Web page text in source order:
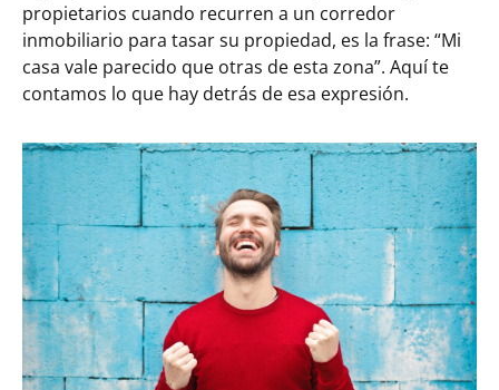
propietarios cuando recurren a un corredor
inmobiliario para tasar su propiedad, es la frase: “Mi
casa vale parecido que otras de esta zona”. Aquí te
contamos lo que hay detrás de esa expresión.